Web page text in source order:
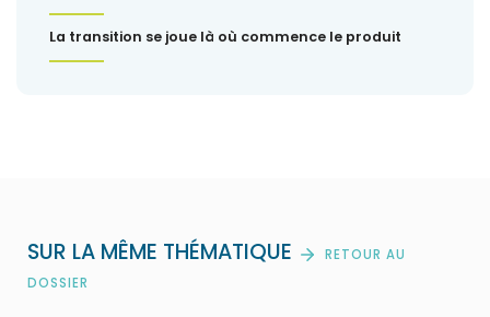
La transition se joue là où commence le produit
SUR LA MÊME THÉMATIQUE
RETOUR AU
DOSSIER